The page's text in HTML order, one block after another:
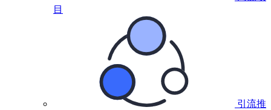
目
引流推